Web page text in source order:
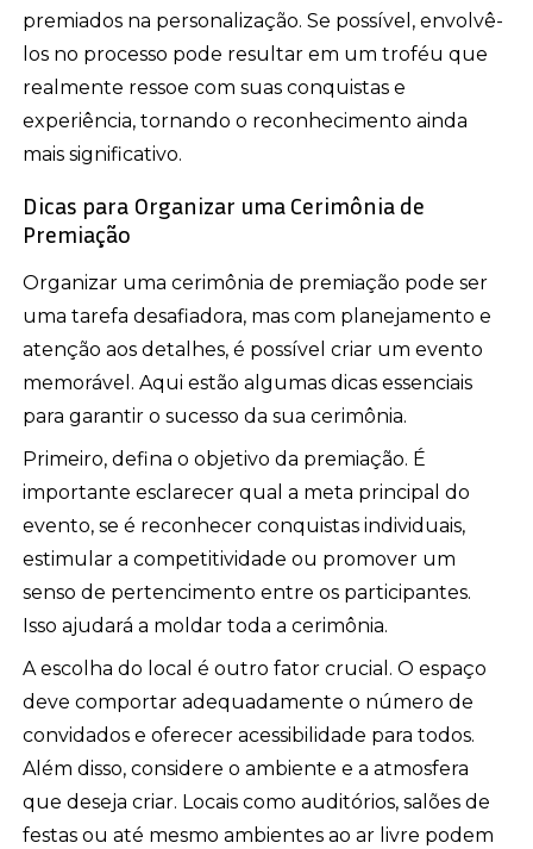
premiados na personalização. Se possível, envolvê-
los no processo pode resultar em um troféu que
realmente ressoe com suas conquistas e
experiência, tornando o reconhecimento ainda
mais significativo.
Dicas para Organizar uma Cerimônia de
Premiação
Organizar uma cerimônia de premiação pode ser
uma tarefa desafiadora, mas com planejamento e
atenção aos detalhes, é possível criar um evento
memorável. Aqui estão algumas dicas essenciais
para garantir o sucesso da sua cerimônia.
Primeiro, defina o objetivo da premiação. É
importante esclarecer qual a meta principal do
evento, se é reconhecer conquistas individuais,
estimular a competitividade ou promover um
senso de pertencimento entre os participantes.
Isso ajudará a moldar toda a cerimônia.
A escolha do local é outro fator crucial. O espaço
deve comportar adequadamente o número de
convidados e oferecer acessibilidade para todos.
Além disso, considere o ambiente e a atmosfera
que deseja criar. Locais como auditórios, salões de
festas ou até mesmo ambientes ao ar livre podem